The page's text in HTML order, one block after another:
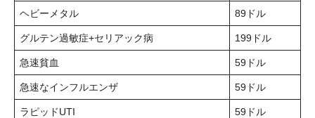
ヘビーメタル 89ドル
グルテン過敏症+セリアック病 199ドル
急速貧血 59ドル
急速なインフルエンザ 59ドル
ラピッドUTI 59ドル